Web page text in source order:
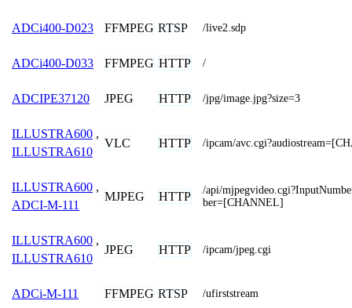
ADCi400-D023 FFMPEG RTSP /live2.sdp
ADCi400-D033 FFMPEG HTTP /
ADCIPE37120 JPEG HTTP /jpg/image.jpg?size=3
ILLUSTRA600 ,
ILLUSTRA610
VLC HTTP /ipcam/
ILLUSTRA600 ,
ADCI-M-111
MJPEG HTTP
/api/
ber=[CHANNEL]
ILLUSTRA600 ,
ILLUSTRA610
JPEG HTTP /ipcam/jpeg.cgi
ADCi-M-111 FFMPEG RTSP /ufirststream